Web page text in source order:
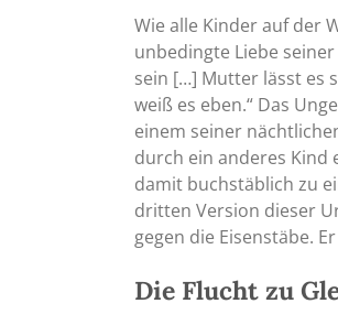
Wie alle Kinder auf der
unbedingte Liebe
sein […] Mutter lässt es
weiß es eben.“ Das
einem seiner
durch ein anderes
damit buchstäblich zu
dritten Version dieser
gegen die Eisenstäbe.
Die Flucht zu